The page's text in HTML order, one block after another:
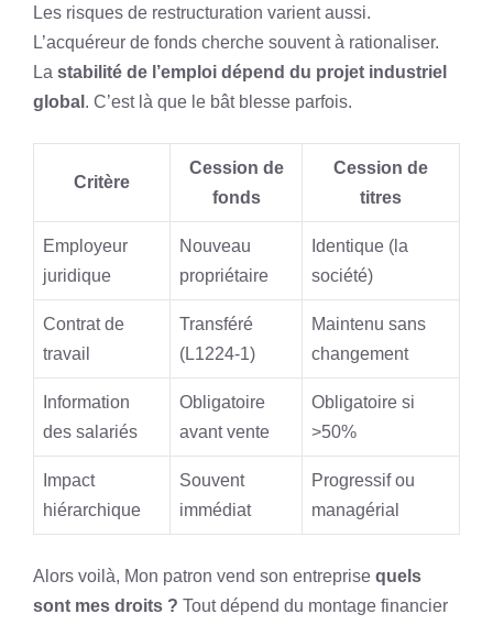
Les risques de restructuration varient aussi.
L’acquéreur de fonds cherche souvent à rationaliser.
La stabilité de l’emploi dépend du projet industriel
global . C’est là que le bât blesse parfois.
Critère
Cession de
fonds
Cession de
titres
Employeur
juridique
Nouveau
propriétaire
Identique (la
société)
Contrat de
travail
Transféré
(L1224-1)
Maintenu sans
changement
Information
des salariés
Obligatoire
avant vente
Obligatoire si
>50%
Impact
hiérarchique
Souvent
immédiat
Progressif ou
managérial
Alors voilà, Mon patron vend son entreprise quels
sont mes droits ? Tout dépend du montage financier